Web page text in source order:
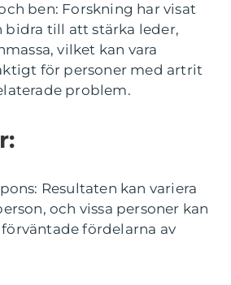
ben: Forskning har visat
bidra till att stärka leder,
vilket kan vara
för personer med artrit
problem.
Resultaten kan variera
och vissa personer kan
fördelarna av